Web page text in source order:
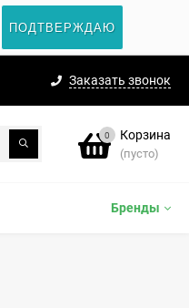
ПОДТВЕРЖДАЮ
Заказать звонок
0 Корзина
(пусто)
Бренды